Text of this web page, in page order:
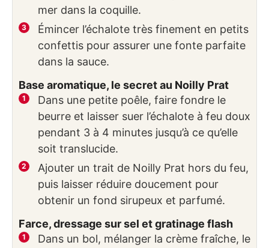
mer dans la coquille.
Émincer l’échalote très finement en petits
confettis pour assurer une fonte parfaite
dans la sauce.
Base aromatique, le secret au Noilly Prat
Dans une petite poêle, faire fondre le
beurre et laisser suer l’échalote à feu doux
pendant 3 à 4 minutes jusqu’à ce qu’elle
soit translucide.
Ajouter un trait de Noilly Prat hors du feu,
puis laisser réduire doucement pour
obtenir un fond sirupeux et parfumé.
Farce, dressage sur sel et gratinage flash
Dans un bol, mélanger la crème fraîche, le